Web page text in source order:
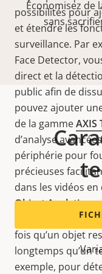
possibilités pour
et étendre les
surveillance. Par
Face Detector,
direct et la
public afin de
pouvez ajouter
de la gammeAXIS
d’analyse
périphérie pour
précieuses
dans les vidéos
Object Analyticsy
passé dans la
fois qu’un objet
longtemps qu’un
exemple, pour
Économisez de
sans